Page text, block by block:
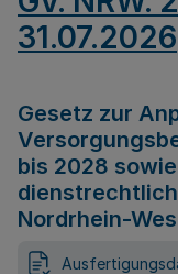
31.07.2026
Gesetz zur
bis 2028
Nordrhein-